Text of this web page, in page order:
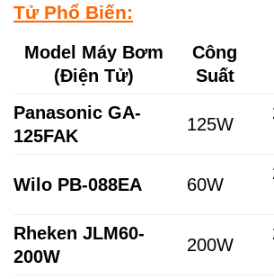
Tử Phổ Biến:
Model Máy Bơm
(Điện Tử)
Công
Suất
Panasonic GA-
125FAK
125W
Wilo PB-088EA 60W
Rheken JLM60-
200W
200W